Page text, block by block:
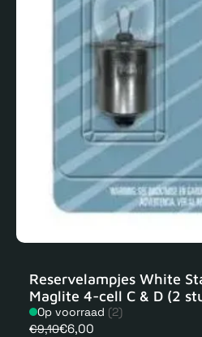
Reservelampjes White
Maglite 4-cell C & D (2
Op voorraad (2)
€9,10€6,00